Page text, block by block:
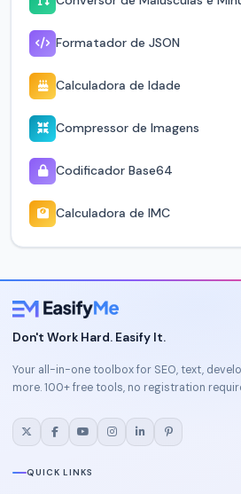
duas datas do calendário, em anos,
unidades menores. Perfeito para
prazos legais e pesquisa histórica.
Privacidade
usando JavaScript. Nenhuma
um servidor, armazenada ou
permanecem no seu dispositivo.
Formatador de JSON
Calculadora de Idade
Compressor de Imagens
Codificador Base64
Calculadora de IMC
Don't Work Hard. Easify It.
Your all-in-one toolbox for SEO, text,
more. 100+ free tools, no registration
QUICK LINKS